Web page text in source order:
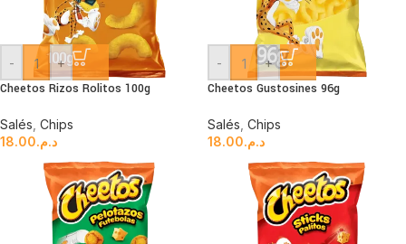
- +
Cheetos Rizos Rolitos 100g
Salés Chips
د.م.18.00
- +
Cheetos Gustosines 96g
Salés Chips
د.م.18.00